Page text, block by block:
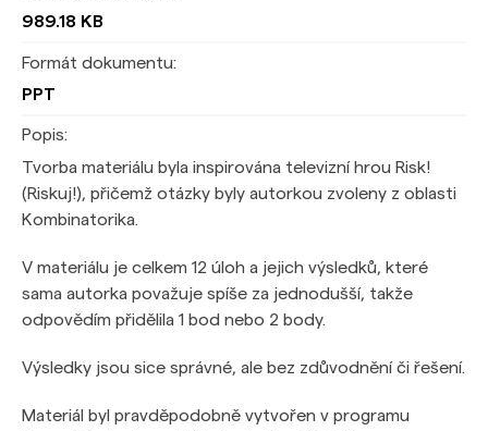
989.18 KB
Formát dokumentu:
PPT
Popis:
Tvorba materiálu byla inspirována televizní hrou Risk!
(Riskuj!), přičemž otázky byly autorkou zvoleny z oblasti
Kombinatorika.
V materiálu je celkem 12 úloh a jejich výsledků, které
sama autorka považuje spíše za jednodušší, takže
odpovědím přidělila 1 bod nebo 2 body.
Výsledky jsou sice správné, ale bez zdůvodnění či řešení.
Materiál byl pravděpodobně vytvořen v programu